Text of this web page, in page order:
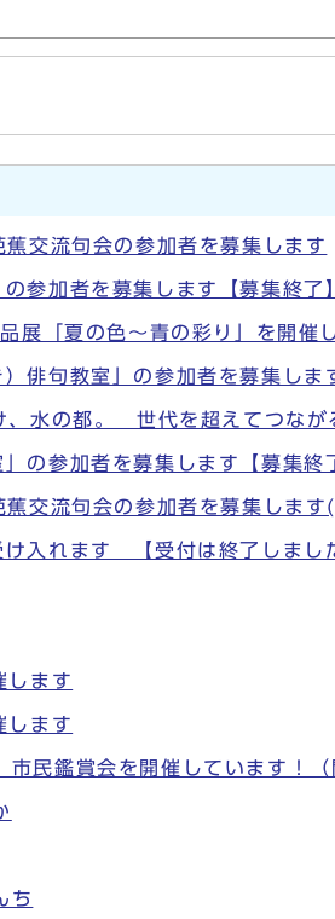
交流句会の参加者を募集します
参加者を募集します【募集終了
展「夏の色〜青の彩り」を開催
俳句教室」の参加者を募集しま
の都。 世代を超えてつなが
の参加者を募集します【募集終
交流句会の参加者を募集します
入れます 【受付は終了しまし
します
します
民鑑賞会を開催しています！（
ち